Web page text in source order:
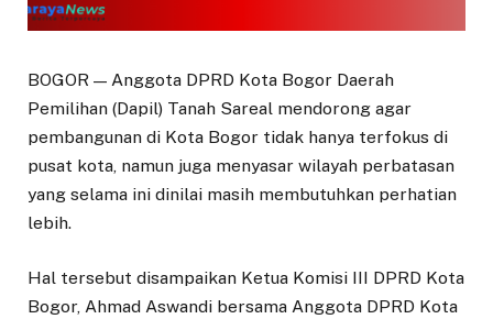
BOGOR — Anggota DPRD Kota Bogor Daerah
Pemilihan (Dapil) Tanah Sareal mendorong agar
pembangunan di Kota Bogor tidak hanya terfokus di
pusat kota, namun juga menyasar wilayah perbatasan
yang selama ini dinilai masih membutuhkan perhatian
lebih.
Hal tersebut disampaikan Ketua Komisi III DPRD Kota
Bogor, Ahmad Aswandi bersama Anggota DPRD Kota